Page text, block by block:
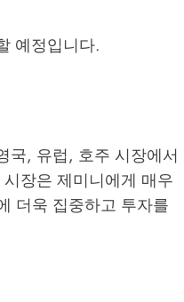
예정입니다.
국, 유럽, 호주 시장에서
장은 제미니에게 매우
더욱 집중하고 투자를